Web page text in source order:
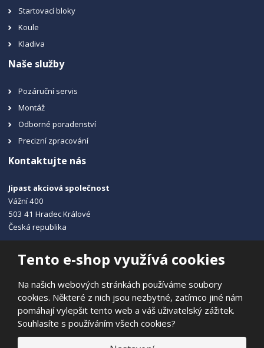
Tento e-shop využívá cookies
Na našich webových stránkách používáme soubory
cookies. Některé z nich jsou nezbytné, zatímco jiné nám
pomáhají vylepšit tento web a váš uživatelský zážitek.
Souhlasíte s používáním všech cookies?
Startovací bloky
Koule
Kladiva
Naše služby
Pozáruční servis
Montáž
Odborné poradenství
Precizní zpracování
Kontaktujte nás
Jipast akciová společnost
Vážní 400
503 41 Hradec Králové
Česká republika
info@jipast.cz
© 2026, JIPAST akciová společnost
Ochrana osobních údajů